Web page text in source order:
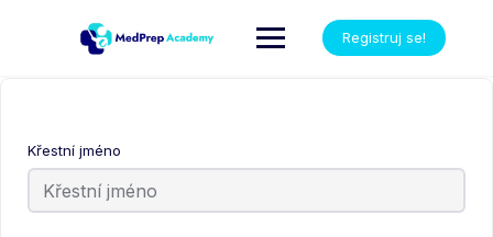
Registruj se!
Křestní jméno